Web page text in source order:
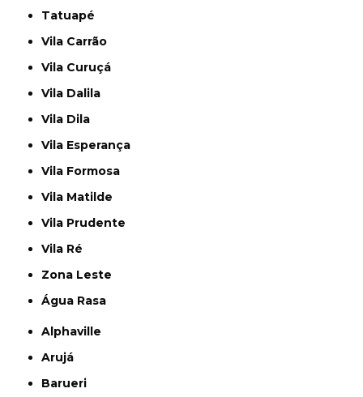
Tatuapé
Vila Carrão
Vila Curuçá
Vila Dalila
Vila Dila
Vila Esperança
Vila Formosa
Vila Matilde
Vila Prudente
Vila Ré
Zona Leste
Água Rasa
Alphaville
Arujá
Barueri